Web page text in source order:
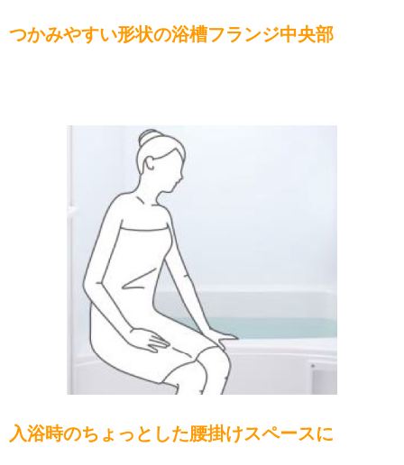
つかみやすい形状の浴槽フランジ中央部
入浴時のちょっとした腰掛けスペースに